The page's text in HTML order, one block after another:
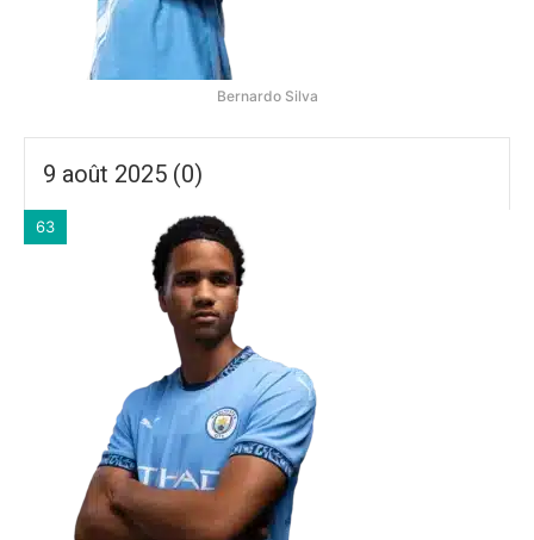
Bernardo Silva
9 août 2025 (0)
63